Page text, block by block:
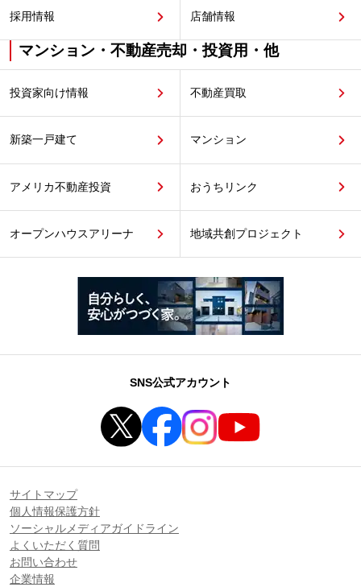
採用情報 店舗情報
マンション・不動産売却・投資用・他
投資家向け情報 不動産買取
新築一戸建て マンション
アメリカ不動産投資 おうちリンク
オープンハウスアリーナ 地域共創プロジェクト
SNS公式アカウント
サイトマップ
個人情報保護方針
ソーシャルメディアガイドライン
よくいただく質問
お問い合わせ
企業情報